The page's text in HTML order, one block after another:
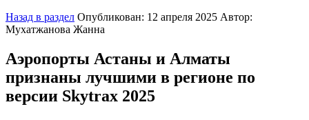
О Таджикистане
Полезная информация
О Туркменистане
Назад в раздел Опубликован: 12 апреля 2025 Автор:
Мухатжанова Жанна
Аэропорты Астаны и Алматы
признаны лучшими в регионе по
версии Skytrax 2025